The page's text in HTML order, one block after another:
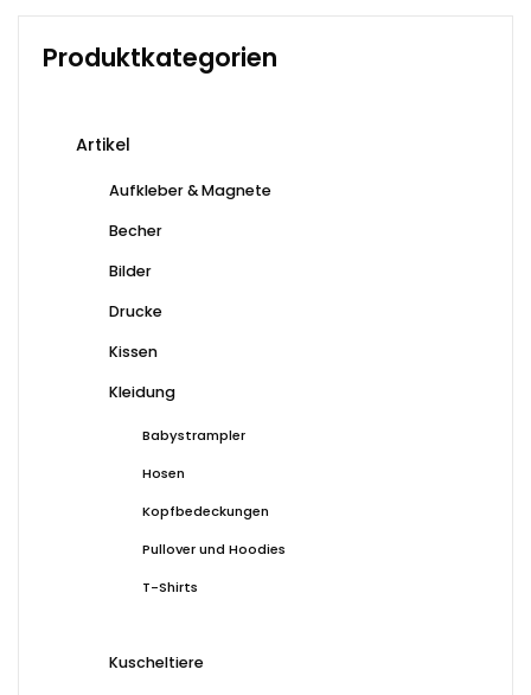
Varianten
auf.
Die
der
Produktkategorien
Artikel
Aufkleber & Magnete
Becher
Bilder
Drucke
Kissen
Kleidung
Babystrampler
Hosen
Kopfbedeckungen
Pullover und Hoodies
T-Shirts
Kuscheltiere